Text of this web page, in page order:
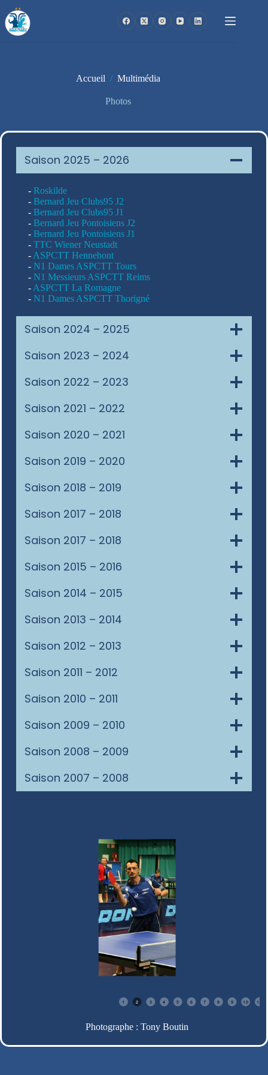
au
contenu
Accueil / Multimédia
Photos
Saison 2025 – 2026
- Roskilde
- Bernard Jeu Clubs95 J2
- Bernard Jeu Clubs95 J1
- Bernard Jeu Pontoisiens J2
- Bernard Jeu Pontoisiens J1
- TTC Wiener Neustadt
- ASPCTT Hennebont
- N1 Dames ASPCTT Tours
- N1 Messieurs ASPCTT Reims
- ASPCTT La Romagne
- N1 Dames ASPCTT Thorigné
Saison 2024 – 2025
Saison 2023 – 2024
Saison 2022 – 2023
Saison 2021 – 2022
Saison 2020 – 2021
Saison 2019 – 2020
Saison 2018 – 2019
Saison 2017 – 2018
Saison 2017 – 2018
Saison 2015 – 2016
Saison 2014 – 2015
Saison 2013 – 2014
Saison 2012 – 2013
Saison 2011 – 2012
Saison 2010 – 2011
Saison 2009 – 2010
Saison 2008 – 2009
Saison 2007 – 2008
1 2 3 4 5 6 7 8 9 10 11
Photographe : Tony Boutin